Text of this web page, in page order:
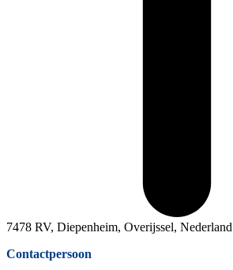
7478 RV, Diepenheim, Overijssel, Nederland
Contactpersoon